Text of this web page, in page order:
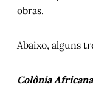
obras.
Abaixo, alguns
Colônia Africana